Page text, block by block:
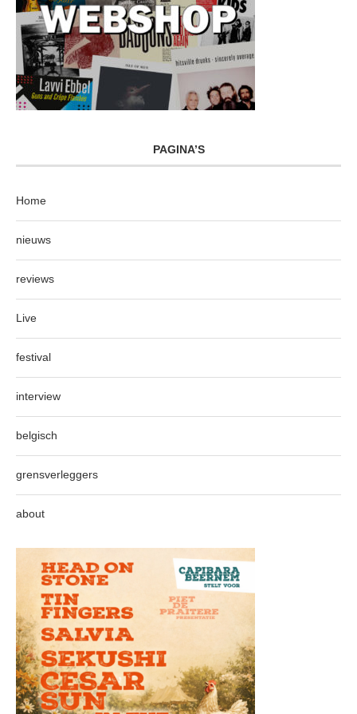
PAGINA’S
Home
nieuws
reviews
Live
festival
interview
belgisch
grensverleggers
about